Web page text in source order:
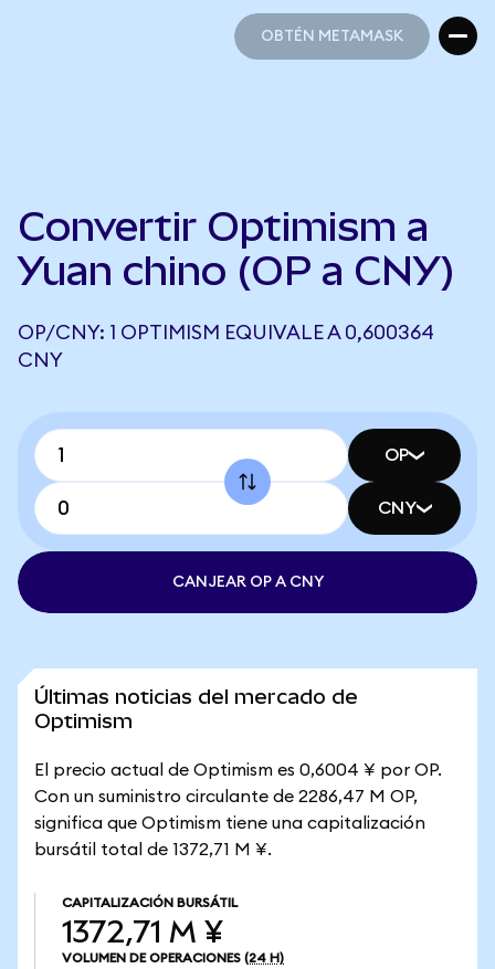
OBTÉN METAMASK
Convertir Optimism a
Yuan chino (OP a CNY)
OP/CNY: 1 OPTIMISM EQUIVALE A 0,600364
CNY
OP
CNY
CANJEAR OP A CNY
Últimas noticias del mercado de
Optimism
El precio actual de Optimism es 0,6004 ¥ por OP.
Con un suministro circulante de 2286,47 M OP,
significa que Optimism tiene una capitalización
bursátil total de 1372,71 M ¥.
CAPITALIZACIÓN BURSÁTIL
1372,71 M ¥
VOLUMEN DE OPERACIONES (24 H)